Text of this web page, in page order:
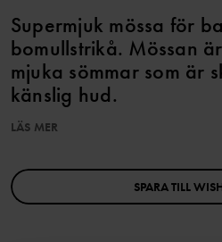
Supermjuk mössa för
bomullstrikå. Mössan
mjuka sömmar som är
känslig hud.
Egenskaper:
• Extra mjuka, platta sömmar
LÄS MER
SPARA TILL